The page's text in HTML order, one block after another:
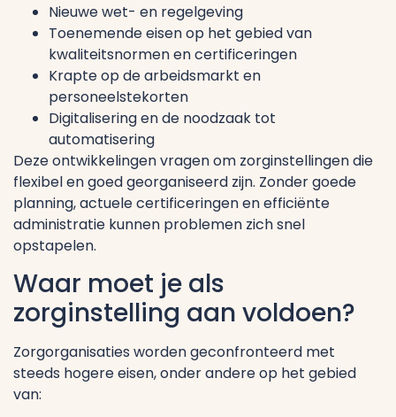
Nieuwe wet- en regelgeving
Toenemende eisen op het gebied van
kwaliteitsnormen en certificeringen
Krapte op de arbeidsmarkt en
personeelstekorten
Digitalisering en de noodzaak tot
automatisering
Deze ontwikkelingen vragen om zorginstellingen die
flexibel en goed georganiseerd zijn. Zonder goede
planning, actuele certificeringen en efficiënte
administratie kunnen problemen zich snel
opstapelen.
Waar moet je als
zorginstelling aan voldoen?
Zorgorganisaties worden geconfronteerd met
steeds hogere eisen, onder andere op het gebied
van: